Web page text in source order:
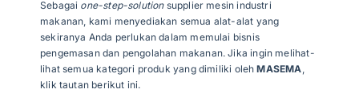
Sebagai one-step-solution supplier mesin industri
makanan, kami menyediakan semua alat-alat yang
sekiranya Anda perlukan dalam memulai bisnis
pengemasan dan pengolahan makanan. Jika ingin melihat-
lihat semua kategori produk yang dimiliki olehMASEMA
klik tautan berikut ini.